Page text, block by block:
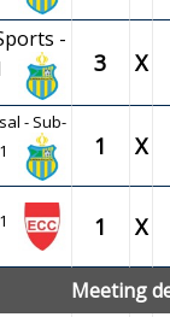
-
3 X
- Sub-
1 X
1 X
Meeting